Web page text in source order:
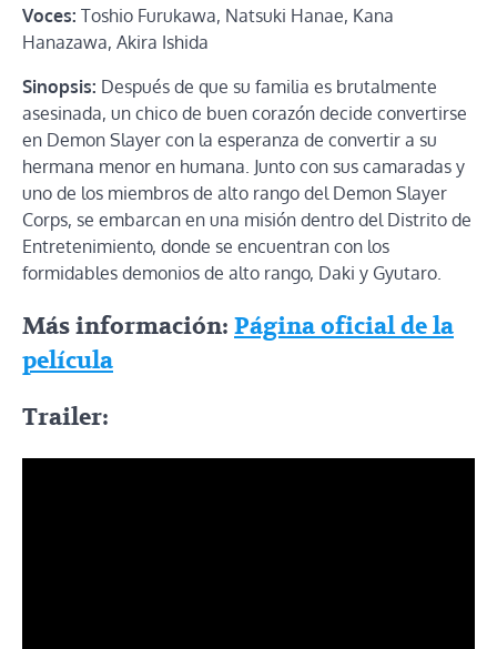
Voces: Toshio Furukawa, Natsuki Hanae, Kana
Hanazawa, Akira Ishida
Sinopsis: Después de que su familia es brutalmente
asesinada, un chico de buen corazón decide convertirse
en Demon Slayer con la esperanza de convertir a su
hermana menor en humana. Junto con sus camaradas y
uno de los miembros de alto rango del Demon Slayer
Corps, se embarcan en una misión dentro del Distrito de
Entretenimiento, donde se encuentran con los
formidables demonios de alto rango, Daki y Gyutaro.
Más información: Página oficial de la
película
Trailer: